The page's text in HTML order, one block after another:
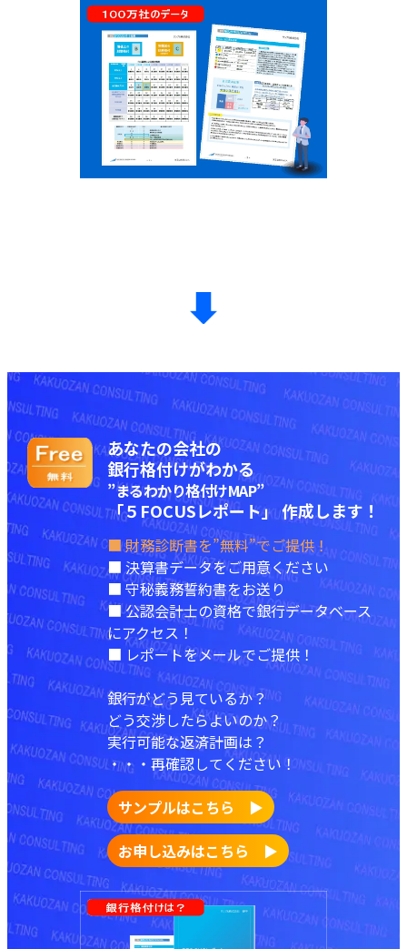
あなたの会社の
銀行格付けがわかる
”まるわかり格付けMAP”
「５FOCUSレポート」 作成します！
■ 財務診断書を”無料”でご提供！
■ 決算書データをご用意ください
■ 守秘義務誓約書をお送り
■ 公認会計士の資格で銀行データベース
にアクセス！
■ レポートをメールでご提供！
銀行がどう見ているか？
どう交渉したらよいのか？
実行可能な返済計画は？
・・・再確認してください！
サンプルはこちら ▶
お申し込みはこちら ▶